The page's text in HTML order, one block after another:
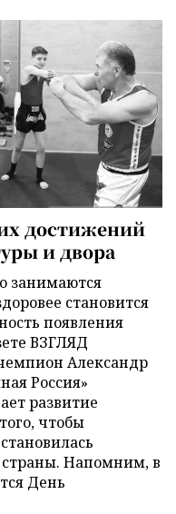
достижений
и двора
занимаются
становится
появления
ВЗГЛЯД
Александр
Россия»
развитие
чтобы
страны. Напомним, в
День